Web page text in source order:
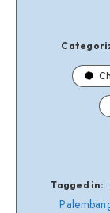
Tagged in: